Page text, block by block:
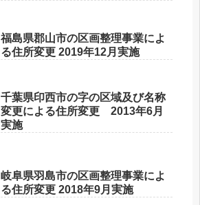
福島県郡山市の区画整理事業によ
る住所変更 2019年12月実施
千葉県印西市の字の区域及び名称
変更による住所変更 2013年6月
実施
岐阜県羽島市の区画整理事業によ
る住所変更 2018年9月実施